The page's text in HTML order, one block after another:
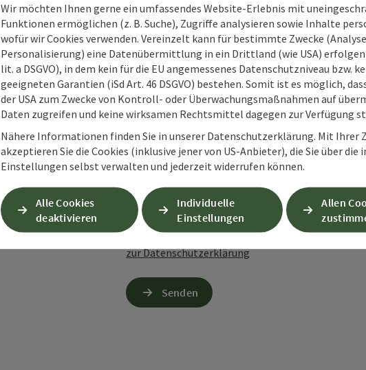
Unverbindliche Anfrage*
Zum Schutz vor Spam wird Google
personenbezogene Daten (z. B. die IP-
Absenden des Formulars werden die dafür
ist eine Kontaktaufnahme jederzeit per E-
Wenn Sie per Formular auf der Website oder per
Ihre angegebenen Daten zwecks Bearbeitung der
Anschlussfragen sechs Monate bei uns
Einwilligung weiter.
zur Datenschutzerklärung
Senden
Wir möchten Ihnen gerne ein umfassendes Website-Erlebnis mit
Funktionen ermöglichen (z. B. Suche), Zugriffe analysieren sowie Inhalte
wofür wir Cookies verwenden. Vereinzelt kann für bestimmte Zwecke
Personalisierung) eine Datenübermittlung in ein Drittland (wie USA) erfolgen
lit. a DSGVO), in dem kein für die EU angemessenes Datenschutzniveau bzw.
geeigneten Garantien (iSd Art. 46 DSGVO) bestehen. Somit ist es möglich,
der USA zum Zwecke von Kontroll- oder Überwachungsmaßnahmen auf
Daten zugreifen und keine wirksamen Rechtsmittel dagegen zur Verfügung
Nähere Informationen finden Sie in unserer Datenschutzerklärung. Mit Ihrer
akzeptieren Sie die Cookies (inklusive jener von US-Anbieter), die Sie über die
Einstellungen selbst verwalten und jederzeit widerrufen können.
Alle Cookies
deaktivieren
Individuelle
Einstellungen
Allen